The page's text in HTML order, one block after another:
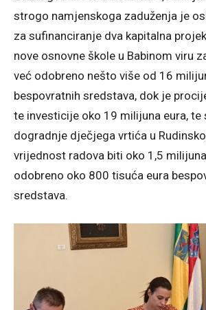
strogo namjenskoga zaduženja je
za sufinanciranje dva kapitalna
nove osnovne škole u Babinom viru
već odobreno nešto više od 16
bespovratnih sredstava, dok je
te investicije oko 19 milijuna eura, te
dogradnje dječjega vrtića u
vrijednost radova biti oko 1,5
odobreno oko 800 tisuća eura
sredstava.